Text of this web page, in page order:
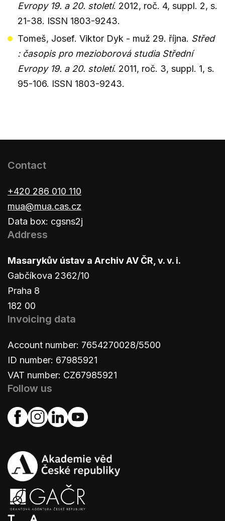
Evropy 19. a 20. století. 2012, roč. 4, suppl. 2, s.
21-38. ISSN 1803-9243.
Tomeš, Josef. Viktor Dyk - muž 29. října. Střed
: časopis pro mezioborová studia Střední
Evropy 19. a 20. století. 2011, roč. 3, suppl. 1, s.
95-106. ISSN 1803-9243.
Contact
+420 286 010 110
mua@mua.cas.cz
Data box: cgsns2j
Address
Masarykův ústav a Archiv AV ČR, v. v. i.
Gabčíkova 2362/10
Praha 8
182 00
Invoicing data
Account number: 7654270028/5500
ID number: 67985921
VAT number: CZ67985921
Follow us